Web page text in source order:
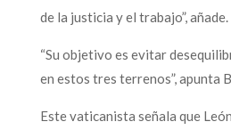
de la justicia y el trabajo”, añade.
“Su objetivo es evitar
en estos tres terrenos”, apunta
Este vaticanista señala que